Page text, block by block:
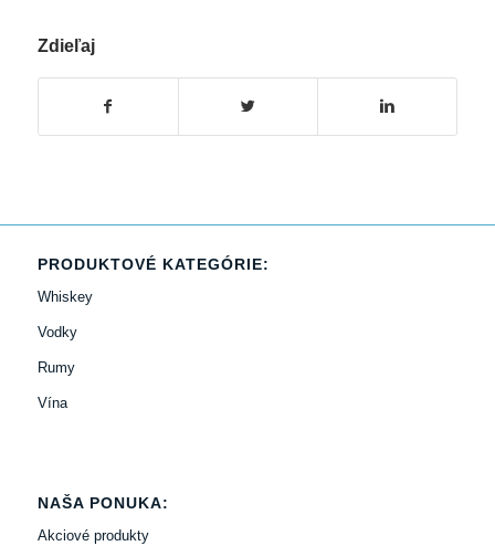
Zdieľaj
PRODUKTOVÉ KATEGÓRIE:
Whiskey
Vodky
Rumy
Vína
NAŠA PONUKA:
Akciové produkty